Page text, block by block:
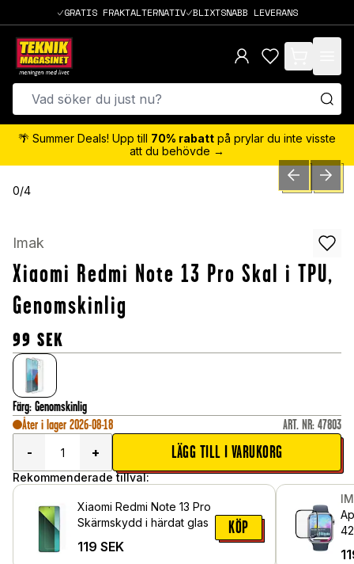
GRATIS FRAKTALTERNATIV BLIXTSNABB LEVERANS
items in cart,
🌴 Summer Deals! Upp till 70% rabatt på prylar du inte visste
att du behövde →
0/4 PREVIOUSNEXT
Imak
Xiaomi Redmi Note 13 Pro Skal i TPU,
Genomskinlig
99 SEK
Färg: Genomskinlig
Åter i lager 2026-08-18
ART. NR: 47803
-
+ LÄGG TILL I VARUKORG
Rekommenderade tillval:
Xiaomi Redmi Note 13 Pro
Skärmskydd i härdat glas
119 SEK
KÖP